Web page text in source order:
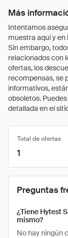
Más
Intentamos
muestra aquí y
Sin embargo,
relacionados con
ofertas, los
recompensas, se
informativos,
obsoletos.
detallada en el
Total de ofertas
1
Preguntas
¿Tiene Hytest
mismo?
No hay ningún